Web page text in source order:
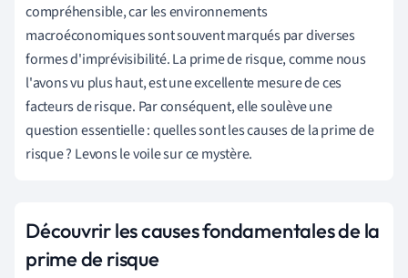
compréhensible, car les environnements
macroéconomiques sont souvent marqués par diverses
formes d'imprévisibilité. La prime de risque, comme nous
l'avons vu plus haut, est une excellente mesure de ces
facteurs de risque. Par conséquent, elle soulève une
question essentielle : quelles sont les causes de la prime de
risque ? Levons le voile sur ce mystère.
Découvrir les causes fondamentales de la
prime de risque